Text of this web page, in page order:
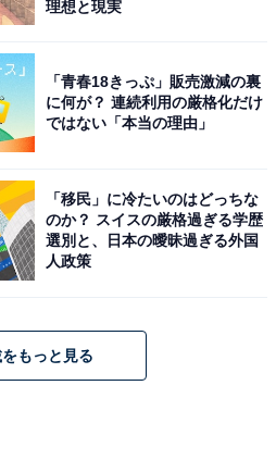
279
町・中華街駅」出口4番 徒歩3
「26系統」「山下公園前」下車
理想と現実
「青春18きっぷ」販売激減の裏
に何が？ 連続利用の厳格化だけ
ではない「本当の理由」
「移民」に冷たいのはどっちな
のか？ スイスの厳格過ぎる学歴
選別と、日本の曖昧過ぎる外国
人政策
もっと見る